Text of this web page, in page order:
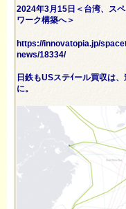
2024年3月15日＜台湾、ス
ワーク構築へ＞
https://innovatopia.jp/
news/18334/
日鉄もUSステｲール買収は
に。